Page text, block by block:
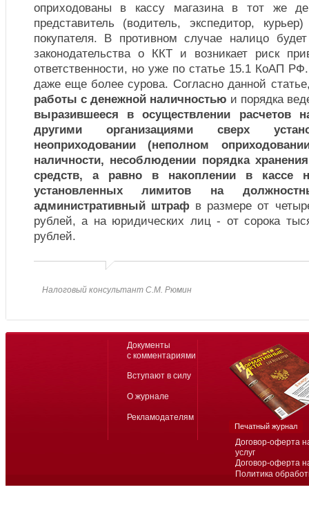
оприходованы в кассу магазина в тот же
представитель (водитель, экспедитор,
покупателя. В противном случае налицо
законодательства о ККТ и возникает риск
ответственности, но уже по статье 15.1 КоАП
даже еще более сурова. Согласно данной
работы с денежной наличностью и порядка
выразившееся в осуществлении расчетов
другими организациями сверх
неоприходовании (неполном
наличности, несоблюдении порядка
средств, а равно в накоплении в кассе
установленных лимитов на
административный штрафв размере от
рублей, а на юридических лиц - от сорока
рублей.
Налоговый консультант С.М. Рюмин
Договор-оферта
услуг
Договор-оферта
Политика
Документы
с комментариями
Вступают в силу
О журнале
Рекламодателям
Печатный журнал